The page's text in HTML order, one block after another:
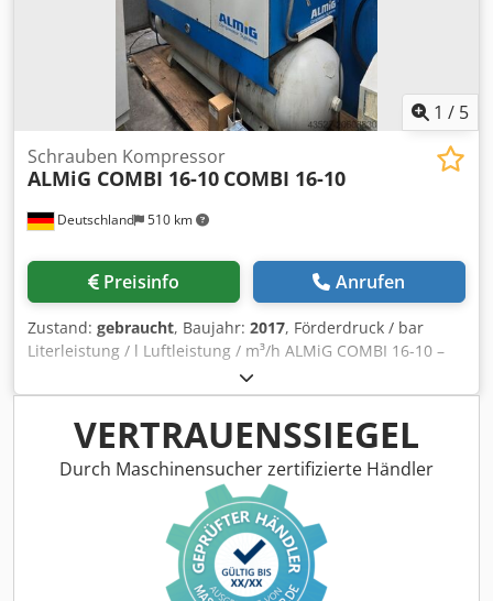
1 / 5
Deutschland 510 km
Schrauben Kompressor
ALMiG COMBI 16-10 COMBI 16-10
Preisinfo Anrufen
Zustand: gebraucht, Baujahr: 2017, Förderdruck / bar
Literleistung / l Luftleistung / m³/h ALMiG COMBI 16-10 –
Technische Daten (Alle Angaben ohne Gewähr / unter
Vorbehalt. Werte können je nach Ausführung, Ausstattung
oder Dokumentationsstand abweichen.) Daten laut
Typenschild (Foto): Typ: COMBI 16-10 Volumenstrom: 2,02
m³/min Teilenummer / ID-Nr.: 217.11920-117187740010
Herstell-Nr.: S0046958 Chedpoxy S H Tefx Abisa Baujahr:
2017 Enddruck: 10 bar Motorleistung: 15,0 kW
Motordrehzahl: 3000 1/min
VERTRAUENSSIEGEL
Durch Maschinensucher zertifizierte Händler